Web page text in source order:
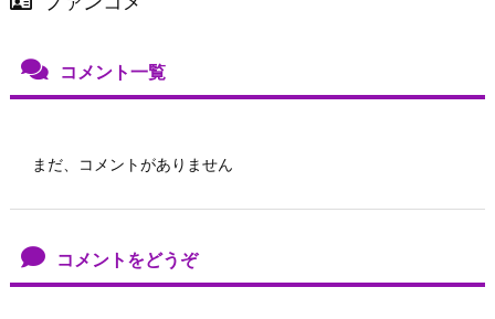
コメント一覧
まだ、コメントがありません
コメントをどうぞ